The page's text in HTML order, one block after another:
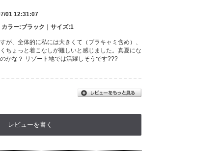
01 12:31:07
ラー:ブラック｜サイズ:1
が、全体的に私には大きくて（ブラキャミ含め）、
ちょっと着こなしが難しいと感じました。真夏にな
かな？ リゾート地では活躍しそうです???
レビューを書く